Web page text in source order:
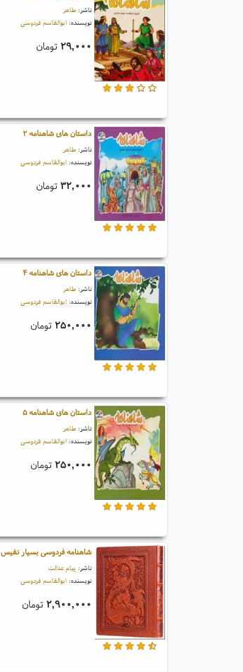
ناشر:طاهر
نویسنده:ابوالقاسم فردوسی
۲۹,۰۰۰ تومان
داستان های شاهنامه ۲
ناشر:طاهر
نویسنده:ابوالقاسم فردوسی
۳۲,۰۰۰ تومان
داستان های شاهنامه ۴
ناشر:طاهر
نویسنده:ابوالقاسم فردوسی
۲۵۰,۰۰۰ تومان
داستان های شاهنامه ۵
ناشر:طاهر
نویسنده:ابوالقاسم فردوسی
۲۵۰,۰۰۰ تومان
شاهنامه فردوسی بسیار نفیس
ناشر: پیام عدالت
نویسنده:ابوالقاسم فردوسی
۲,۹۰۰,۰۰۰ تومان